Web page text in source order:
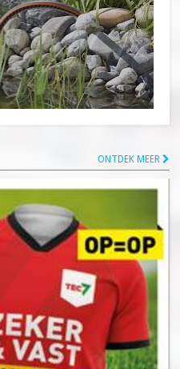
ONTDEK MEER